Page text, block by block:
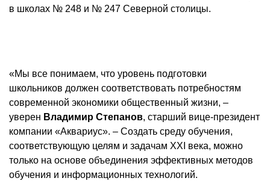
в школах № 248 и № 247 Северной столицы.
«Мы все понимаем, что уровень подготовки
школьников должен соответствовать потребностям
современной экономики общественный жизни, –
уверен Владимир Степанов, старший вице-президент
компании «Аквариус». – Создать среду обучения,
соответствующую целям и задачам XXI века, можно
только на основе объединения эффективных методов
обучения и информационных технологий.